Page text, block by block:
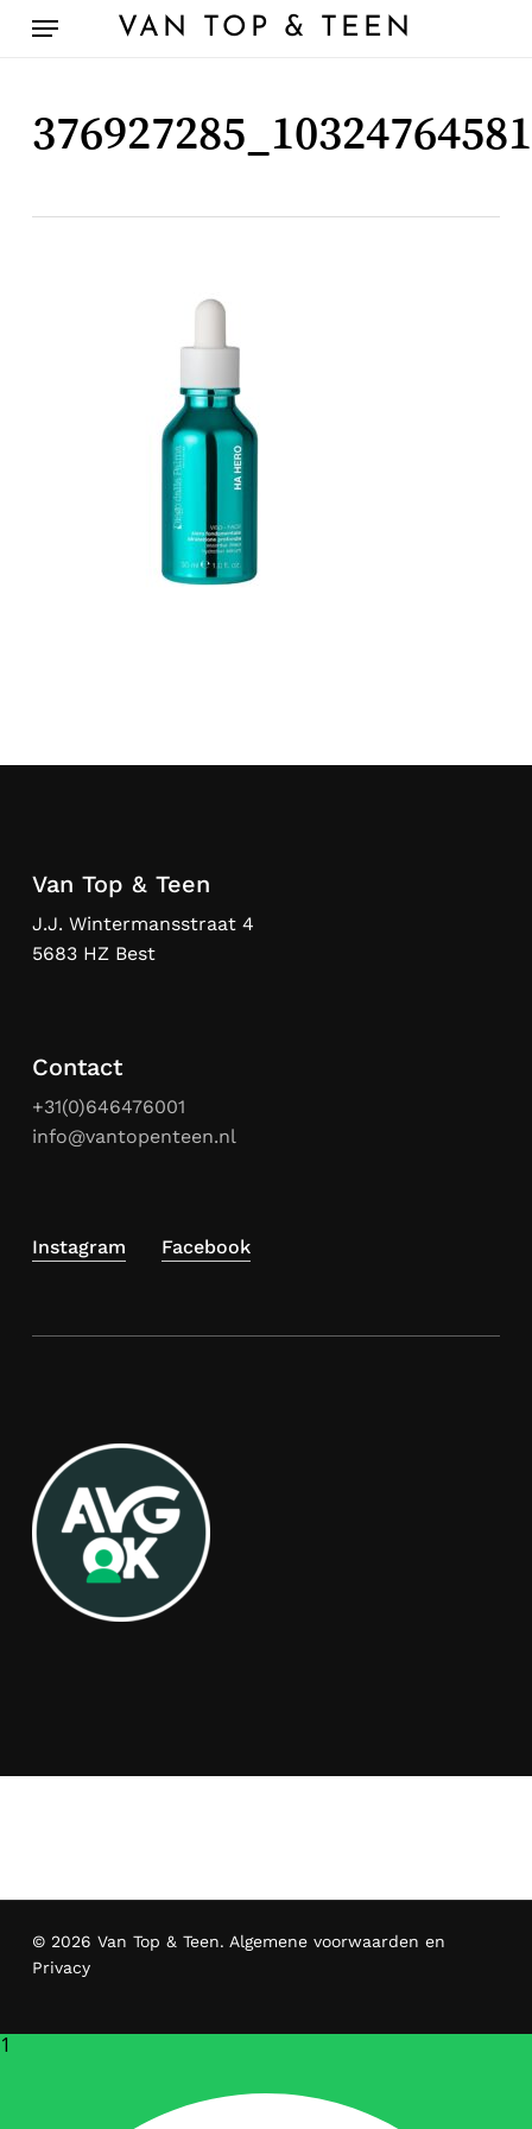
VAN TOP & TEEN
Menu
Van Top & Teen
J.J. Wintermansstraat 4
5683 HZ Best
Contact
+31(0)646476001
info@vantopenteen.nl
Instagram Facebook
© 2026 Van Top & Teen. Algemene voorwaarden en
Privacy
1